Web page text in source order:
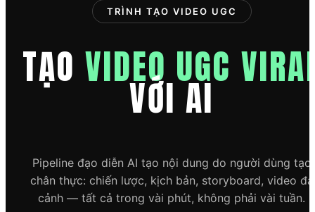
TRÌNH TẠO VIDEO UGC
TẠO VIDEO UGC
VỚI AI
Pipeline đạo diễn AI tạo nội dung do người dùng tạo
chân thực: chiến lược, kịch bản, storyboard, video đa
cảnh — tất cả trong vài phút, không phải vài tuần.